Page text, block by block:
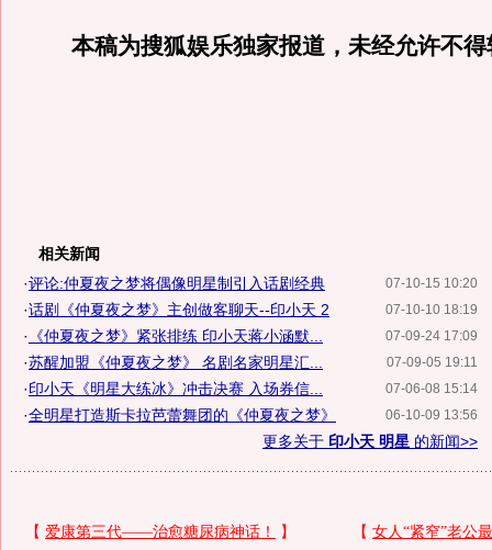
本稿为搜狐娱乐独家报道，未经允许不
相关新闻
07-10-15 10:20
·评论:仲夏夜之梦将偶像明星制引入话剧经典
07-10-10 18:19
·话剧《仲夏夜之梦》主创做客聊天--印小天 2
07-09-24 17:09
· 《仲夏夜之梦》紧张排练 印小天蒋小涵默...
07-09-05 19:11
·苏醒加盟《仲夏夜之梦》 名剧名家明星汇...
07-06-08 15:14
·印小天《明星大练冰》冲击决赛 入场券信...
06-10-09 13:56
·全明星打造斯卡拉芭蕾舞团的《仲夏夜之梦》
更多关于 印小天 明星 的新闻>>